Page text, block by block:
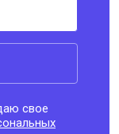
свое